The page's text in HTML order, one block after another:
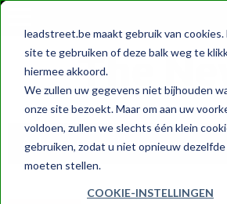
leadstreet.be maakt gebruik van cookies.
site te gebruiken of deze balk weg te
hiermee akkoord.
We zullen uw gegevens niet bijhouden
onze site bezoekt. Maar om aan uw
voldoen, zullen we slechts één klein
gebruiken, zodat u niet opnieuw dezelfde
moeten stellen.
COOKIE-INSTELLINGEN